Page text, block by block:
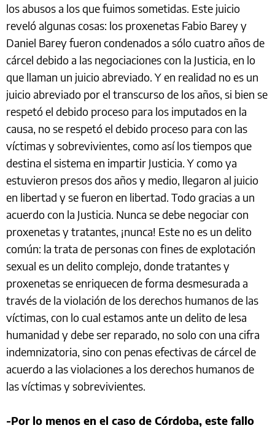
los abusos a los que fuimos sometidas. Este juicio
reveló algunas cosas: los proxenetas Fabio Barey y
Daniel Barey fueron condenados a sólo cuatro años de
cárcel debido a las negociaciones con la Justicia, en lo
que llaman un juicio abreviado. Y en realidad no es un
juicio abreviado por el transcurso de los años, si bien se
respetó el debido proceso para los imputados en la
causa, no se respetó el debido proceso para con las
víctimas y sobrevivientes, como así los tiempos que
destina el sistema en impartir Justicia. Y como ya
estuvieron presos dos años y medio, llegaron al juicio
en libertad y se fueron en libertad. Todo gracias a un
acuerdo con la Justicia. Nunca se debe negociar con
proxenetas y tratantes, ¡nunca! Este no es un delito
común: la trata de personas con fines de explotación
sexual es un delito complejo, donde tratantes y
proxenetas se enriquecen de forma desmesurada a
través de la violación de los derechos humanos de las
víctimas, con lo cual estamos ante un delito de lesa
humanidad y debe ser reparado, no solo con una cifra
indemnizatoria, sino con penas efectivas de cárcel de
acuerdo a las violaciones a los derechos humanos de
las víctimas y sobrevivientes.
-Por lo menos en el caso de Córdoba, este fallo